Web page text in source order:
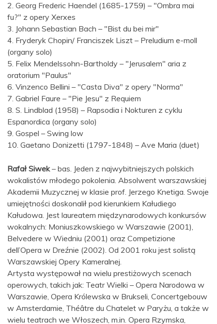
2. Georg Frederic Haendel (1685-1759) – "Ombra mai
fu?" z opery Xerxes
3. Johann Sebastian Bach – "Bist du bei mir"
4. Fryderyk Chopin/ Franciszek Liszt – Preludium e-moll
(organy solo)
5. Felix Mendelssohn-Bartholdy – "Jerusalem" aria z
oratorium "Paulus"
6. Vinzenco Bellini – "Casta Diva" z opery "Norma"
7. Gabriel Faure – "Pie Jesu" z Requiem
8. S. Lindblad (1958) – Rapsodia i Nokturen z cyklu
Espanordica (organy solo)
9. Gospel – Swing low
10. Gaetano Donizetti (1797-1848) – Ave Maria (duet)
Rafał Siwek– bas. Jeden z najwybitniejszych polskich
wokalistów młodego pokolenia. Absolwent warszawskiej
Akademii Muzycznej w klasie prof. Jerzego Knetiga. Swoje
umiejętności doskonalił pod kierunkiem Kałudiego
Kałudowa. Jest laureatem międzynarodowych konkursów
wokalnych: Moniuszkowskiego w Warszawie (2001),
Belvedere w Wiedniu (2001) oraz Competizione
dell’Opera w Dreźnie (2002). Od 2001 roku jest solistą
Warszawskiej Opery Kameralnej.
Artysta występował na wielu prestiżowych scenach
operowych, takich jak: Teatr Wielki – Opera Narodowa w
Warszawie, Opera Królewska w Brukseli, Concertgebouw
w Amsterdamie, Théâtre du Chatelet w Paryżu, a także w
wielu teatrach we Włoszech, m.in. Opera Rzymska,